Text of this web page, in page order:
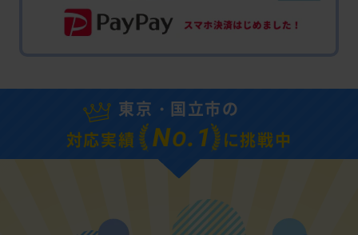
東京・国立市の
対応実績
NO.1 に挑戦中